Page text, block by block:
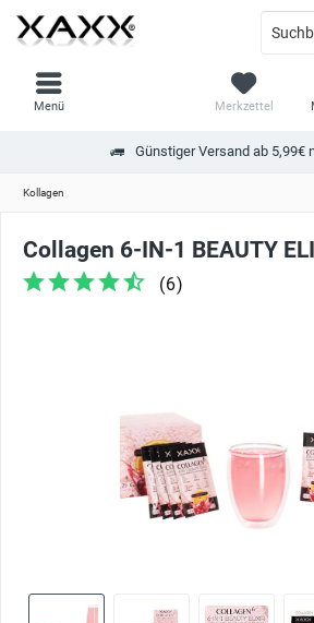
Günstiger Versand ab 5,99€
Merkzettel
Menü
Kollagen
Collagen 6-IN-1 BEAUTY
(6)